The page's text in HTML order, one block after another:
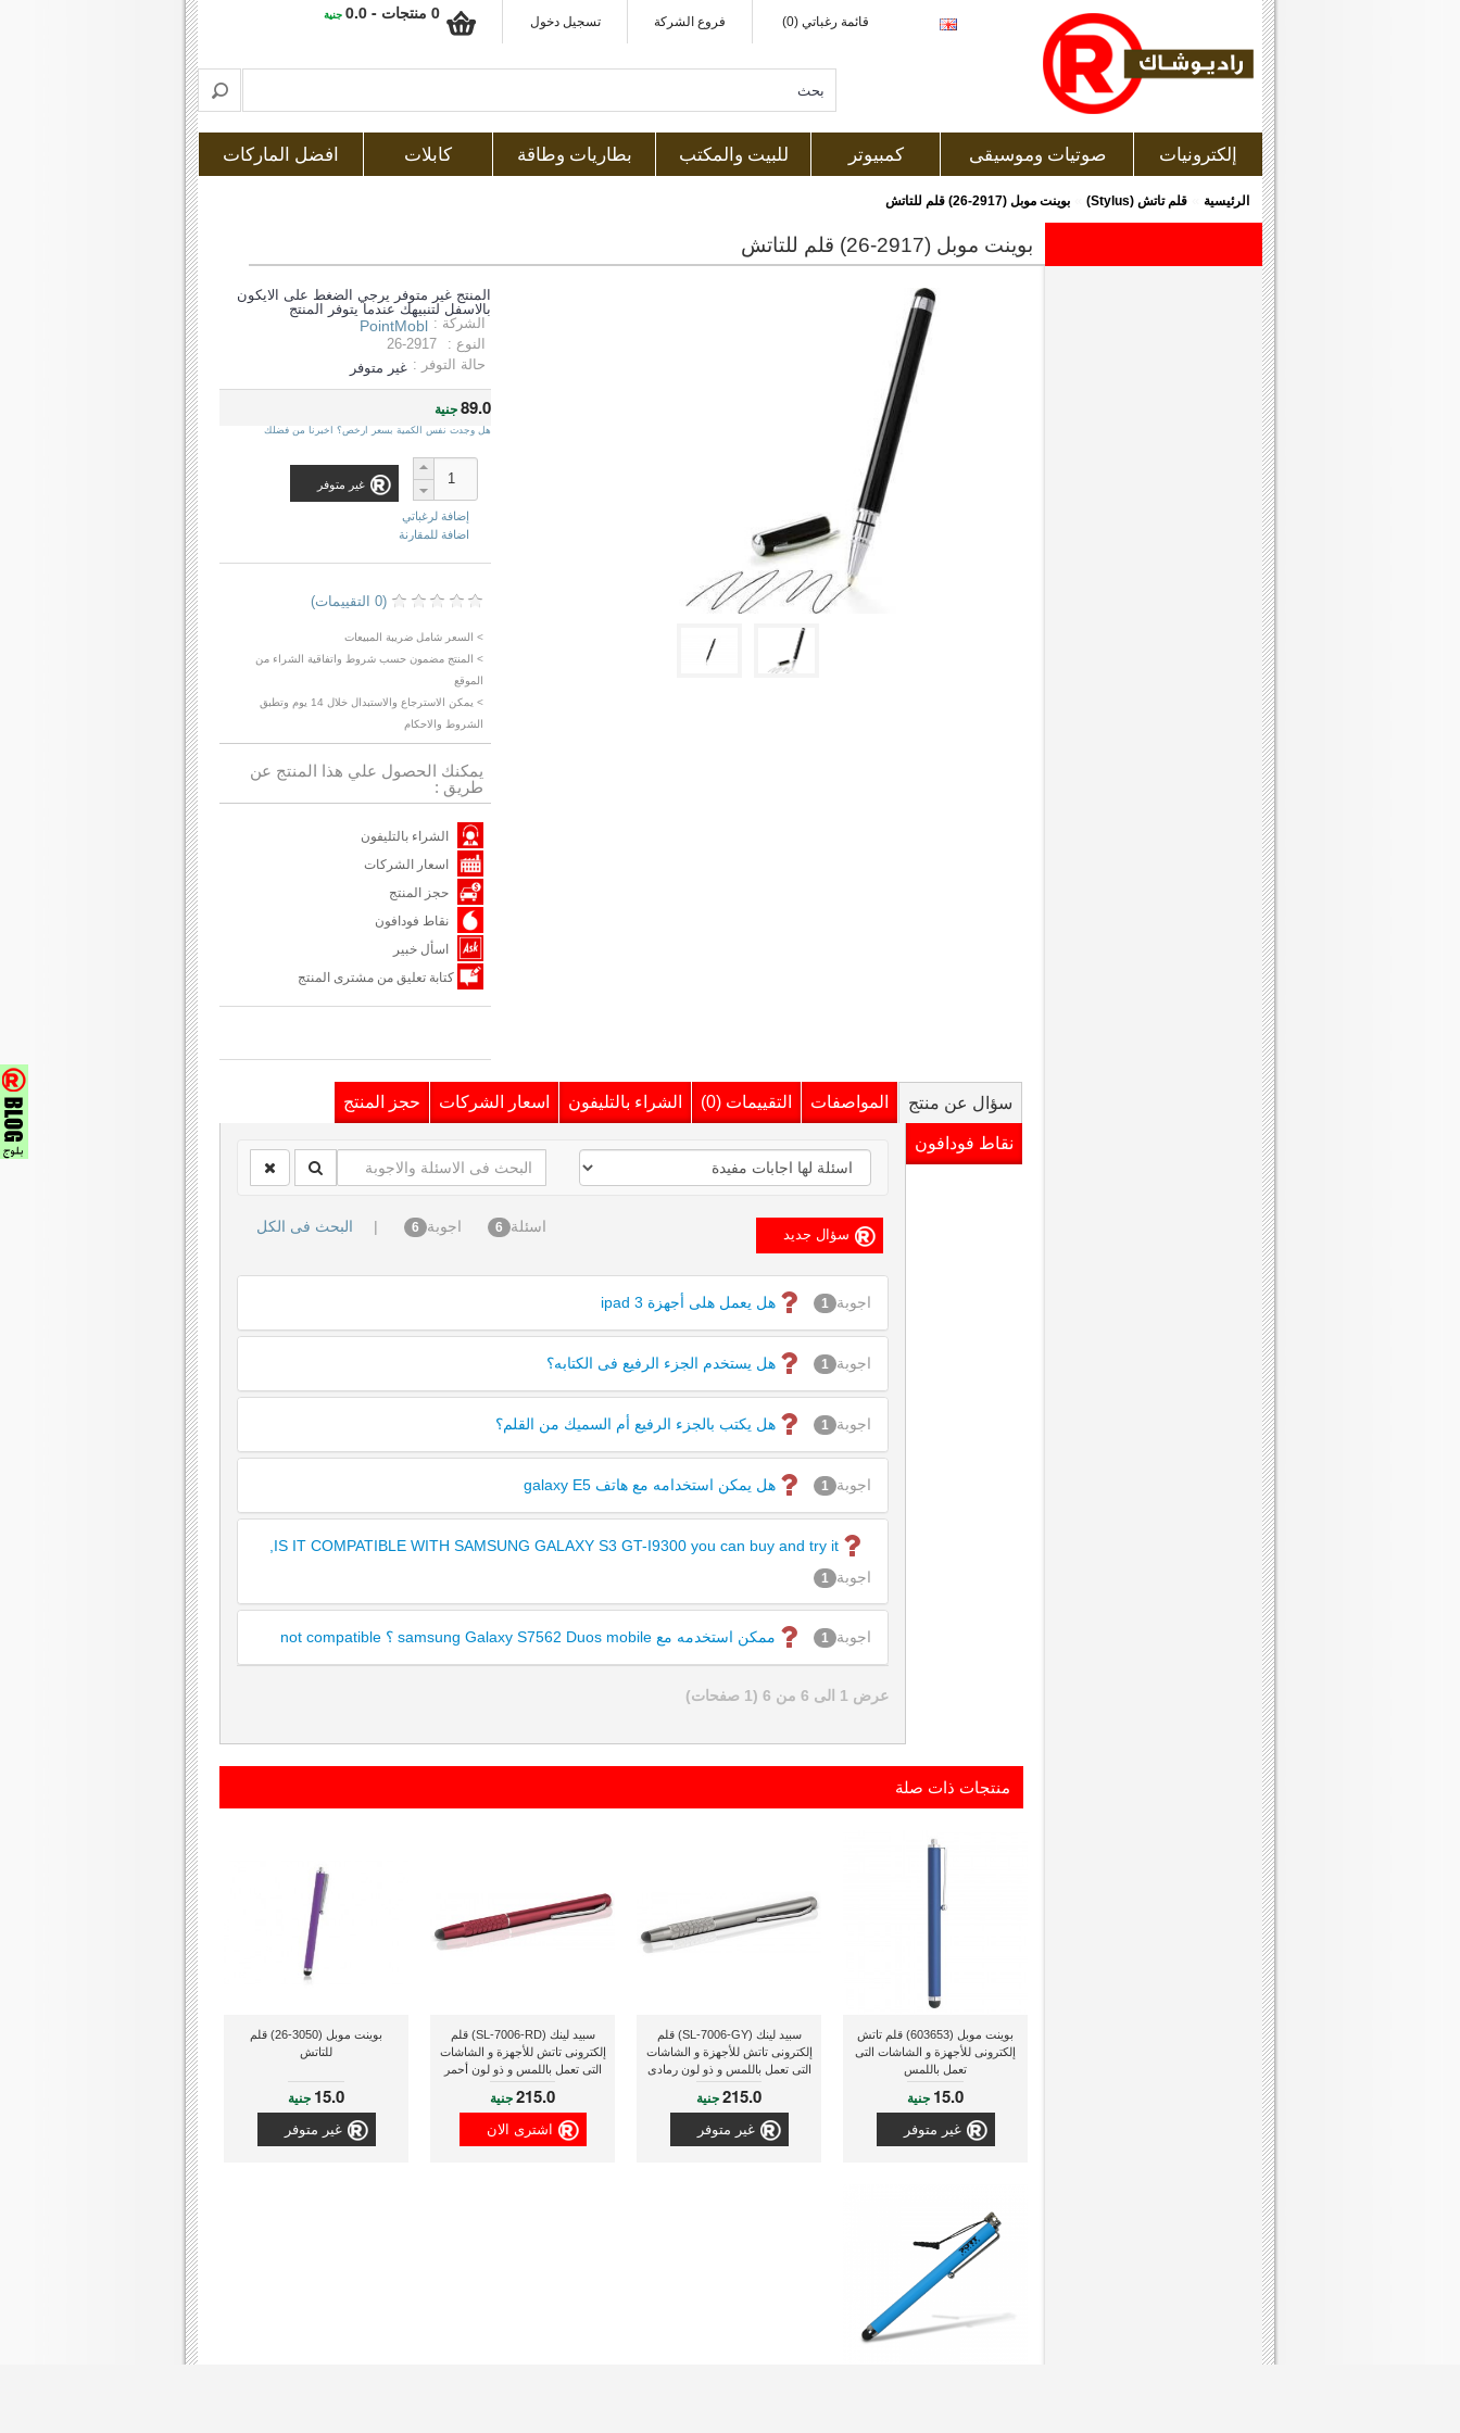
قائمة رغباتي (0) فروع الشركة تسجيل دخول 0 منتجات - 0.0 جنية
إلكترونيات صوتيات وموسيقى كمبيوتر للبيت والمكتب بطاريات وطاقة كابلات افضل الماركات
الرئيسية قلم تاتش (Stylus) بوينت موبل (2917-26) قلم للتاتش
بوينت موبل (2917-26) قلم للتاتش
المنتج غير متوفر يرجي الضغط على الايكون
بالاسفل لتنبيهك عندما يتوفر المنتج
الشركة : PointMobl
النوع :
26-2917
حالة التوفر : غير متوفر
89.0جنية
هل وجدت نفس الكمية بسعر ارخص؟ اخبرنا من فضلك
غير متوفر
إضافة لرغباتي
اضافة للمقارنة
(0 التقييمات)
> السعر شامل ضريبة المبيعات
> المنتج مضمون حسب شروط واتفاقية الشراء من
الموقع
> يمكن الاسترجاع والاستبدال خلال 14 يوم وتطبق
الشروط والاحكام
يمكنك الحصول علي هذا المنتج عن
طريق :
الشراء بالتليفون
اسعار الشركات
حجز المنتج
نقاط فودافون
اسأل خبير
كتابة تعليق من مشترى المنتج
سؤال عن منتج المواصفات التقييمات (0) الشراء بالتليفون اسعار الشركات حجز المنتج
نقاط فودافون
اسئلة 6 اجوبة 6
| البحث فى الكل
هل يعمل هلى أجهزة ipad 3 اجوبة 1
هل يستخدم الجزء الرفيع فى الكتابه؟ اجوبة 1
هل يكتب بالجزء الرفيع أم السميك من القلم؟ اجوبة 1
هل يمكن استخدامه مع هاتف galaxy E5 اجوبة 1
IS IT COMPATIBLE WITH SAMSUNG GALAXY S3 GT-I9300 you can buy and try it,
اجوبة 1
ممكن استخدمه مع samsung Galaxy S7562 Duos mobile ؟ not compatible اجوبة 1
عرض 1 الى 6 من 6 (1 صفحات)
منتجات ذات صلة
بوينت موبل (603653) قلم تاتش
إلكترونى للأجهزة و الشاشات التى
تعمل باللمس
15.0 جنية
غير متوفر
سبيد لينك (SL-7006-GY) قلم
إلكترونى تاتش للأجهزة و الشاشات
التى تعمل باللمس و ذو لون رمادى
215.0جنية
غير متوفر
سبيد لينك (SL-7006-RD) قلم
إلكترونى تاتش للأجهزة و الشاشات
التى تعمل باللمس و ذو لون أحمر
215.0جنية
اشترى الان
بوينت موبل (3050-26) قلم
للتاتش
15.0 جنية
غير متوفر